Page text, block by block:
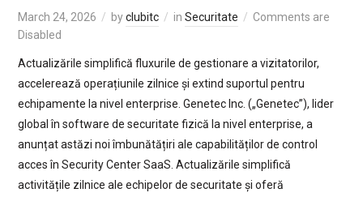
March 24, 2026 byclubitc in Securitate
Comments are
Disabled
Actualizările simplifică fluxurile de gestionare a vizitatorilor,
accelerează operațiunile zilnice și extind suportul pentru
echipamente la nivel enterprise. Genetec Inc. („Genetec”), lider
global în software de securitate fizică la nivel enterprise, a
anunțat astăzi noi îmbunătățiri ale capabilităților de control
acces în Security Center SaaS. Actualizările simplifică
activitățile zilnice ale echipelor de securitate și oferă